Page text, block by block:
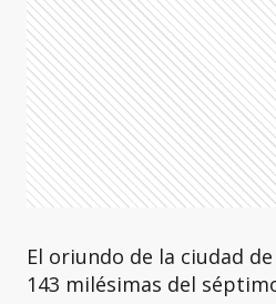
El oriundo de la ciudad
143 milésimas del